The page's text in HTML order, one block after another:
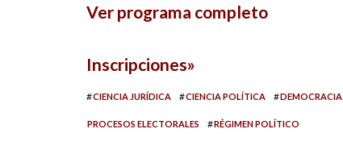
Ver programa completo
Inscripciones»
#CIENCIA JURÍDICA #CIENCIA POLÍTICA #DEMOCRACIA
PROCESOS ELECTORALES #RÉGIMEN POLÍTICO